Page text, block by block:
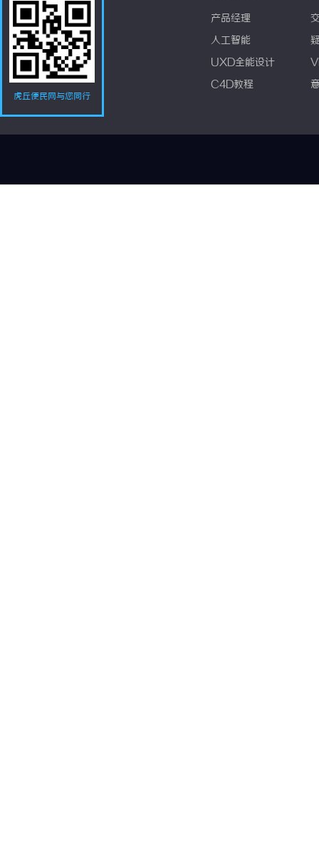
虎丘便民网与您同行
产品经理
人工智能
UXD全能设计
C4D教程